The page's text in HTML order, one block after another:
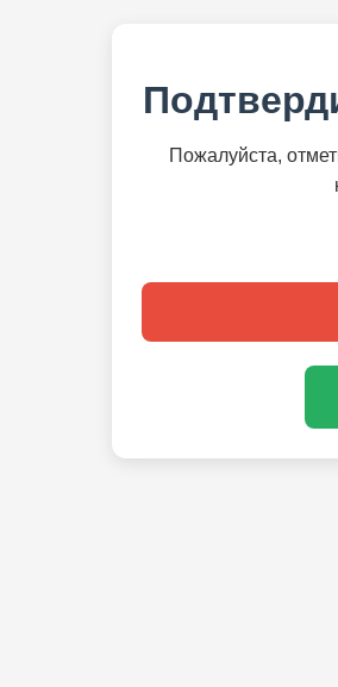
Пожалуйста,